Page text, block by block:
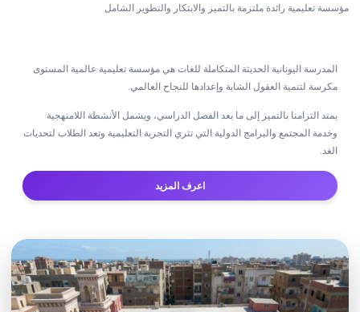
مؤسسة تعليمية رائدة ملتزمة بالتميز والابتكار والتطوير الشامل
المدرسة اليونانية الحديثة المتكاملة للغات هي مؤسسة تعليمية عالمية المستوى
مكرسة لتنمية العقول الشابة وإعدادها للنجاح العالمي.
يمتد التزامنا بالتميز إلى ما بعد الفصل الدراسي، ويشمل الأنشطة اللامنهجية
وخدمة المجتمع والبرامج الدولية التي تثري التجربة التعليمية وتعد الطلاب لتحديات
الغد.
اعرف المزيد